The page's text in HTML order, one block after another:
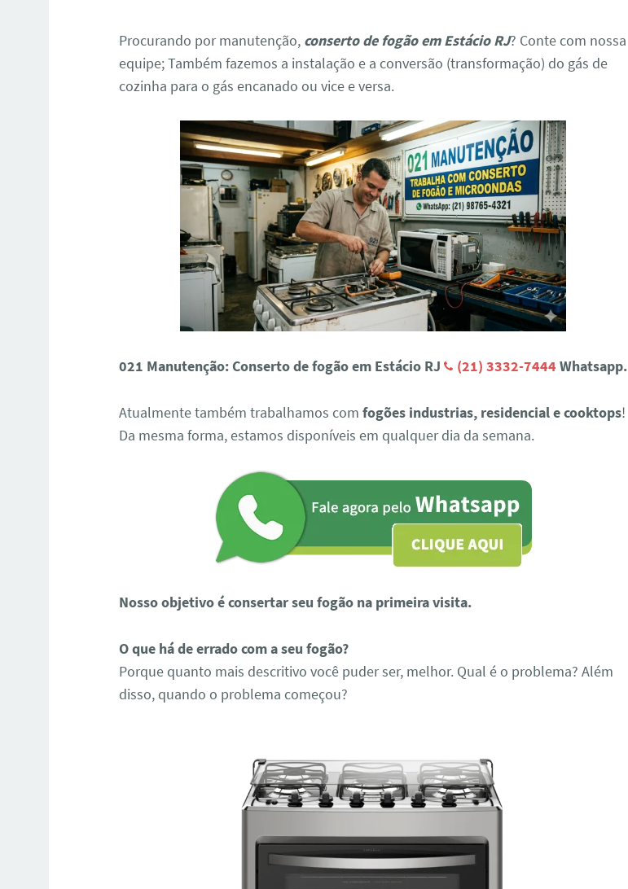
Procurando por manutenção, conserto de fogão em Estácio RJ? Conte com nossa
equipe; Também fazemos a instalação e a conversão (transformação) do gás de
cozinha para o gás encanado ou vice e versa.
021 Manutenção: Conserto de fogão em Estácio RJ (21) 3332-7444 Whatsapp.
Atualmente também trabalhamos comfogões industrias, residencial e cooktops!
Da mesma forma, estamos disponíveis em qualquer dia da semana.
Nosso objetivo é consertar seu fogão na primeira visita.
O que há de errado com a seu fogão?
Porque quanto mais descritivo você puder ser, melhor. Qual é o problema? Além
disso, quando o problema começou?